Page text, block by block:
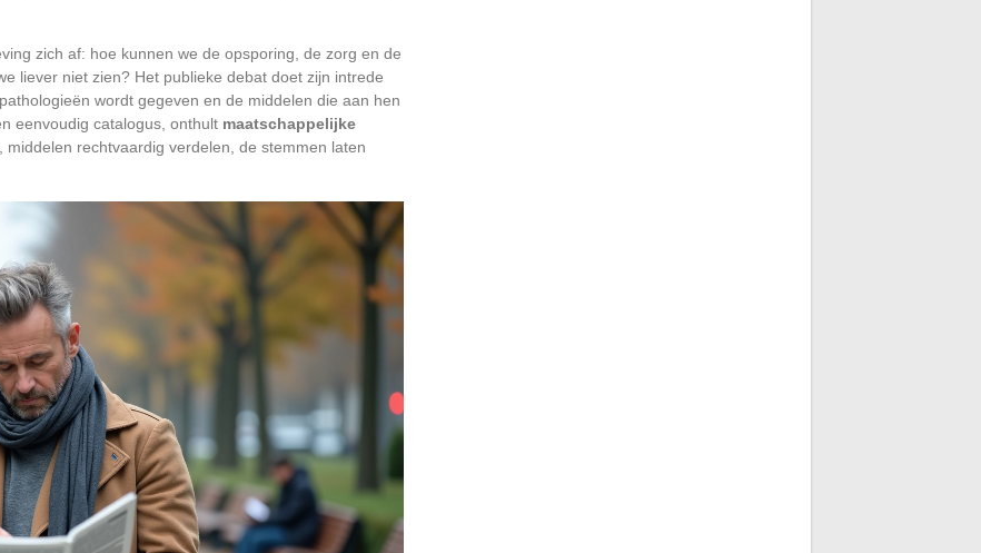
zich af: hoe kunnen we de opsporing, de zorg en de
liever niet zien? Het publieke debat doet zijn intrede
wordt gegeven en de middelen die aan hen
eenvoudig catalogus, onthult maatschappelijke
rechtvaardig verdelen, de stemmen laten